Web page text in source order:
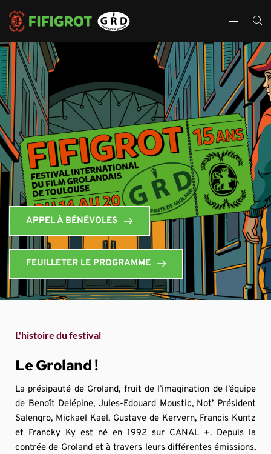
APPEL À BÉNÉVOLES
FEUILLETER LE PROGRAMME
L'histoire du festival
Le Groland !
La présipauté de Groland, fruit de l’imagination de l’équipe
de Benoît Delépine, Jules-Edouard Moustic, Not’ Président
Salengro, Mickael Kael, Gustave de Kervern, Francis Kuntz
et Francky Ky est né en 1992 sur CANAL +. Depuis la
contrée de Groland et à travers leurs différentes émissions,